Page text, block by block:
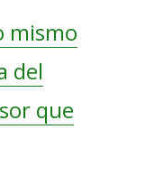
mismo
del
que